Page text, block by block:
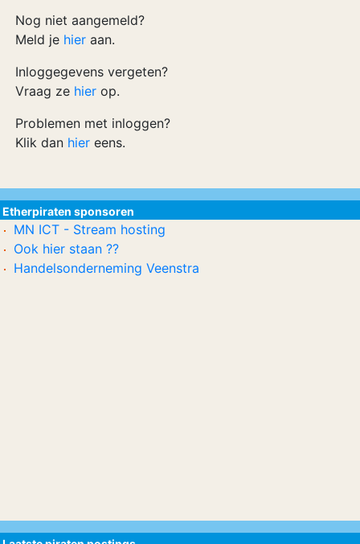
Nog niet aangemeld?
Meld je hier aan.
Inloggegevens vergeten?
Vraag ze hier op.
Problemen met inloggen?
Klik dan hier eens.
Etherpiraten sponsoren
MN ICT - Stream hosting
Ook hier staan ??
Handelsonderneming Veenstra